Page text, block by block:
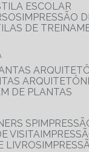
ESCOLAR
IMPRESSÃO
DE
DE PLANTAS
SP
VISITA
LIVROS